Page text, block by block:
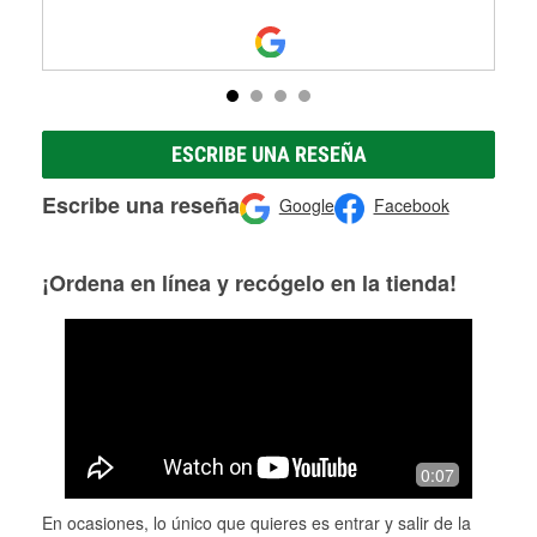
ESCRIBE UNA RESEÑA
Escribe una reseña Google Facebook
¡Ordena en línea y recógelo en la tienda!
0:07
En ocasiones, lo único que quieres es entrar y salir de la